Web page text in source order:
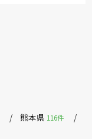
熊本県 116件